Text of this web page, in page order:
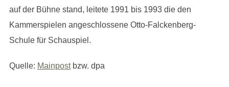
auf der Bühne stand, leitete 1991 bis 1993 die den
Kammerspielen angeschlossene Otto-Falckenberg-
Schule für Schauspiel.
Quelle: Mainpostbzw. dpa